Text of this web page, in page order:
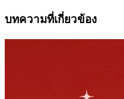
บทความที่เกี่ยวข้อง